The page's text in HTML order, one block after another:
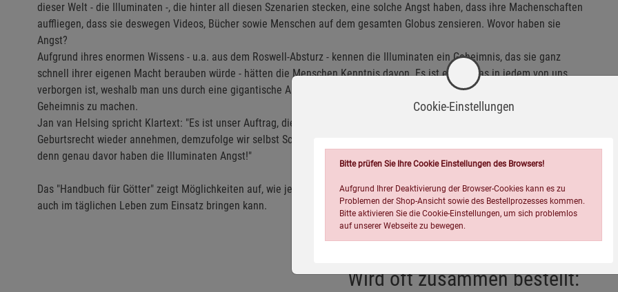
dieser Welt - die Illuminaten -, die hinter all diesen Szenarien stecken, eine solche Angst haben, dass ihre Machenschaften
auffliegen, dass sie deswegen Videos, Bücher sowie Menschen auf dem gesamten Globus zensieren. Wovor haben sie
Angst?
Aufgrund ihres enormen Wissens - u.a. aus dem Roswell-Absturz - kennen die Illuminaten ein Geheimnis, das sie ganz
schnell ihrer eigenen Macht berauben würde - hätten die Menschen Kenntnis davon. Es ist etwas, das in jedem von uns
verborgen ist, weshalb man uns durch eine gigantische Ablenkungsindustrie davon abhält, uns auf die Suche nach diesem
Geheimnis zu machen.
Jan van Helsing spricht Klartext: "Es ist unser Auftrag, diese Macht in uns zu entdecken. Es geht darum, dass wir unser
Geburtsrecht wieder annehmen, demzufolge wir selbst Schöpfer sind, und nun endlich damit beginnen, aktiv zu werden -
denn genau davor haben die Illuminaten Angst!"
Das "Handbuch für Götter" zeigt Möglichkeiten auf, wie jeder Einzelne diese Kraft entdecken und - noch viel wichtiger! - sie
auch im täglichen Leben zum Einsatz bringen kann.
Wird oft zusammen bestellt:
Cookie-Einstellungen
Bitte prüfen Sie Ihre Cookie Einstellungen des Browsers!
Aufgrund Ihrer Deaktivierung der Browser-Cookies kann es zu
Problemen der Shop-Ansicht sowie des Bestellprozesses kommen.
Bitte aktivieren Sie die Cookie-Einstellungen, um sich problemlos
auf unserer Webseite zu bewegen.